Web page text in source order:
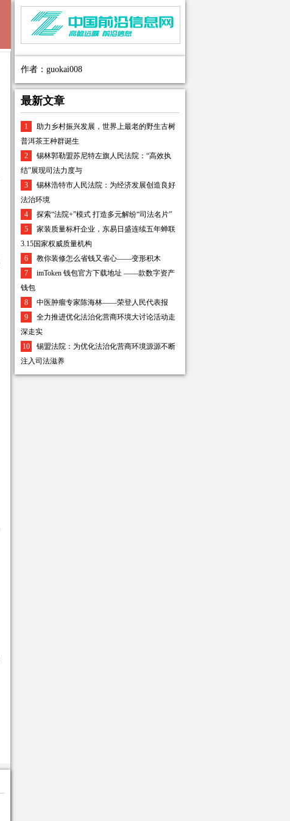
作者：guokai008
最新文章
1
助力乡村振兴发展，世界上最老的野生古树
普洱茶王种群诞生
2
锡林郭勒盟苏尼特左旗人民法院：“高效执
结”展现司法力度与
3
锡林浩特市人民法院：为经济发展创造良好
法治环境
4
探索“法院+”模式 打造多元解纷“司法名片”
5
家装质量标杆企业，东易日盛连续五年蝉联
3.15国家权威质量机构
6
教你装修怎么省钱又省心——变形积木
7
imToken 钱包官方下载地址 ——款数字资产
钱包
8
中医肿瘤专家陈海林——荣登人民代表报
9
全力推进优化法治化营商环境大讨论活动走
深走实
10
锡盟法院：为优化法治化营商环境源源不断
注入司法滋养